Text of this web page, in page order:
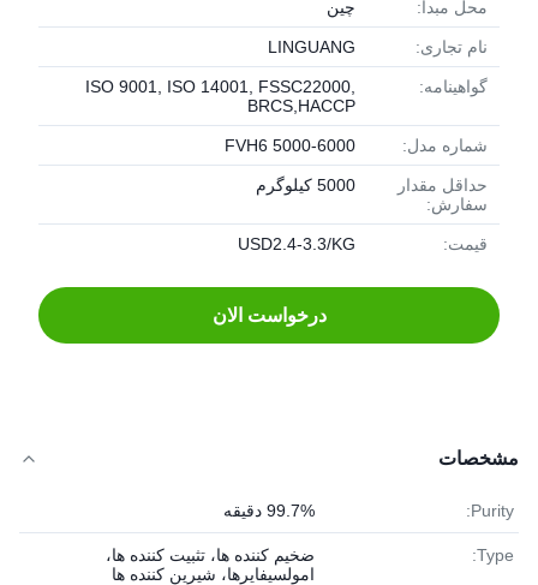
محل مبدا: چین
نام تجاری: LINGUANG
گواهینامه:
ISO 9001, ISO 14001, FSSC22000,
BRCS,HACCP
شماره مدل: FVH6 5000-6000
حداقل مقدار
سفارش:
5000 کیلوگرم
قیمت: USD2.4-3.3/KG
درخواست الان
مشخصات
Purity: 99.7% دقیقه
Type:
ضخیم کننده ها، تثبیت کننده ها،
امولسیفایرها، شیرین کننده ها